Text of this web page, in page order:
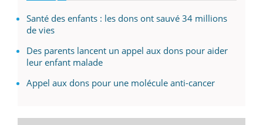
Santé des enfants : les dons ont sauvé 34 millions
de vies
Des parents lancent un appel aux dons pour aider
leur enfant malade
Appel aux dons pour une molécule anti-cancer